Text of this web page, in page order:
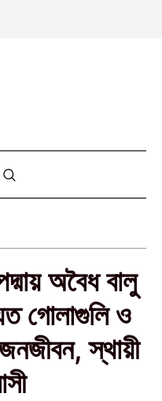
অবৈধ বালু
গোলাগুলি ও
স্থায়ী